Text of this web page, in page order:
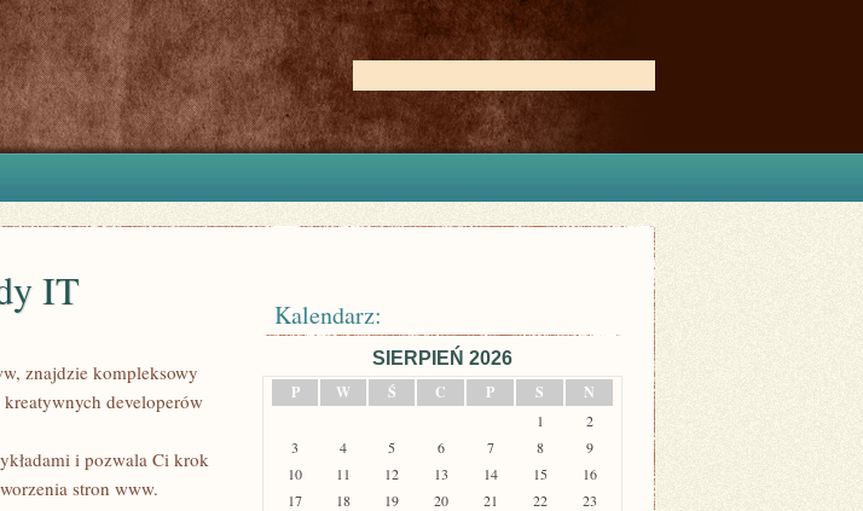
IT
znajdzie kompleksowy
developerów
i pozwala Ci krok
stron www.
Kalendarz:
SIERPIEŃ 2026
P
W Ś C P S N
1
2
3
4 5 6 7 8
9
10
11 12 13 14 15
16
17
18 19 20 21 22
23